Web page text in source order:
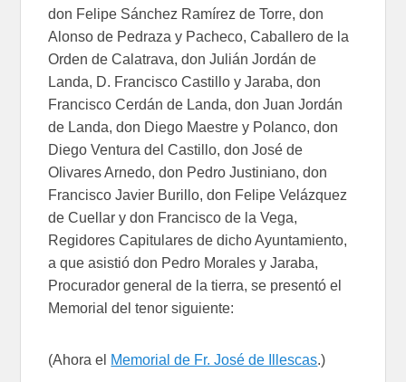
don Felipe Sánchez Ramírez de Torre, don
Alonso de Pedraza y Pacheco, Caballero de la
Orden de Calatrava, don Julián Jordán de
Landa, D. Francisco Castillo y Jaraba, don
Francisco Cerdán de Landa, don Juan Jordán
de Landa, don Diego Maestre y Polanco, don
Diego Ventura del Castillo, don José de
Olivares Arnedo, don Pedro Justiniano, don
Francisco Javier Burillo, don Felipe Velázquez
de Cuellar y don Francisco de la Vega,
Regidores Capitulares de dicho Ayuntamiento,
a que asistió don Pedro Morales y Jaraba,
Procurador general de la tierra, se presentó el
Memorial del tenor siguiente:
(Ahora el Memorial de Fr. José de Illescas.)